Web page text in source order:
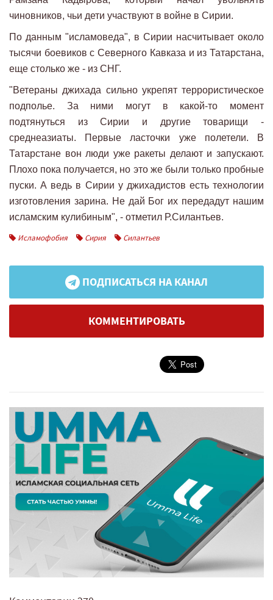
чиновников, чьи дети участвуют в войне в Сирии.
По данным "исламоведа", в Сирии насчитывает около
тысячи боевиков с Северного Кавказа и из Татарстана,
еще столько же - из СНГ.
"Ветераны джихада сильно укрепят террористическое
подполье. За ними могут в какой-то момент
подтянуться из Сирии и другие товарищи -
среднеазиаты. Первые ласточки уже полетели. В
Татарстане вон люди уже ракеты делают и запускают.
Плохо пока получается, но это же были только пробные
пуски. А ведь в Сирии у джихадистов есть технологии
изготовления зарина. Не дай Бог их передадут нашим
исламским кулибиным", - отметил Р.Силантьев.
Исламофобия
Сирия Силантьев
ПОДПИСАТЬСЯ НА КАНАЛ
КОММЕНТИРОВАТЬ